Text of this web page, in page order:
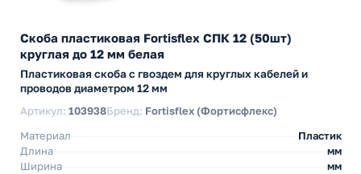
Скоба пластиковая Fortisflex СПК 12 (50шт)
круглая до 12 мм белая
Пластиковая скоба с гвоздем для круглых кабелей и
проводов диаметром 12 мм
Артикул: 103938Бренд: Fortisflex (Фортисфлекс)
Материал
Пластик
Длина
мм
Ширина
мм